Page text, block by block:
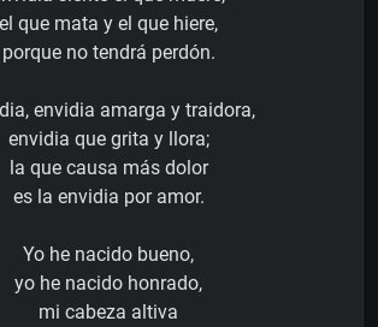
el que mata y el que hiere,
porque no tendrá perdón.
envidia amarga y traidora,
envidia que grita y llora;
la que causa más dolor
es la envidia por amor.
Yo he nacido bueno,
yo he nacido honrado,
mi cabeza altiva